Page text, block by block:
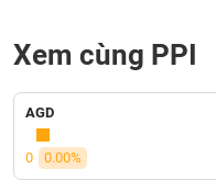
Xem cùng PPI
AGD
0 0.00%
THÔNG
TIỆN